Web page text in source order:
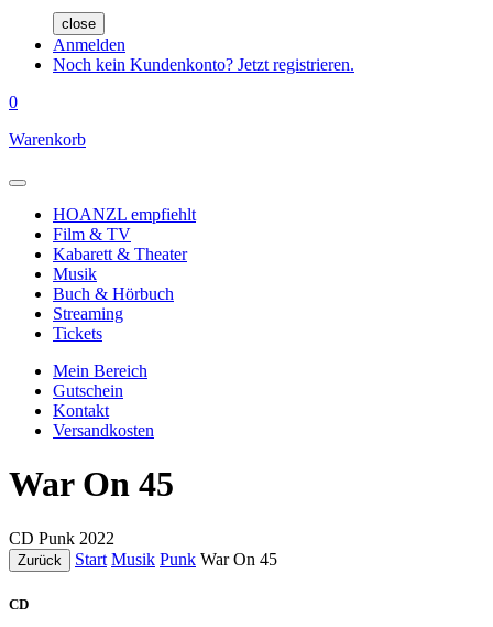
close
Anmelden
Noch kein Kundenkonto? Jetzt registrieren.
0
Warenkorb
HOANZL empfiehlt
Film & TV
Kabarett & Theater
Musik
Buch & Hörbuch
Streaming
Tickets
Mein Bereich
Gutschein
Kontakt
Versandkosten
War On 45
CD Punk 2022
Zurück Start Musik Punk War On 45
CD